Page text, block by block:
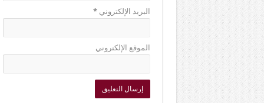
البريد الإلكتروني*
الموقع الإلكتروني